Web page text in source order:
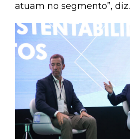
atuam no segmento”, diz.